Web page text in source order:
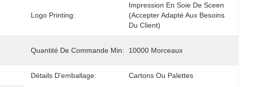
Logo Printing:
Impression En Soie De Sceen
(accepter Adapté Aux Besoins
Du Client)
Quantité De Commande Min: 10000 Morceaux
Détails D'emballage: Cartons Ou Palettes